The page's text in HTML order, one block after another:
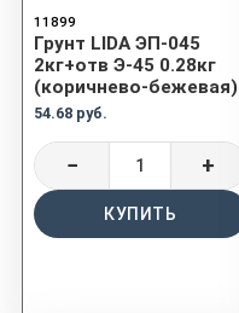
11899
Грунт LIDA ЭП-045
2кг+отв Э-45 0.28кг
(коричнево-бежевая)
54.68 руб.
− +
КУПИТЬ